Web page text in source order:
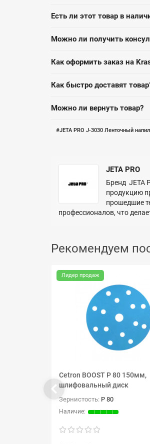
Есть ли этот товар в
Можно ли получить
Как оформить заказ на
Как быстро доставят
Можно ли вернуть товар?
JETA PRO J-3030 Ленточный
JETA PRO
Бренд JETA
продукцию
прошедшие
профессионалов, что
Рекомендуем
Лидер продаж
Cetron BOOST P 80 150мм,
шлифовальный диск
Зернистость: P 80